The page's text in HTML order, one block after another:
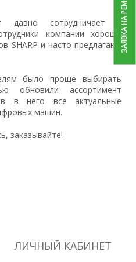
давно сотрудничает с
компании хорошо
SHARP и часто предлагают
было проще выбирать
обновили ассортимент
в него все актуальные
машин.
заказывайте!
ЗАЯВКА НА РЕМОНТ
ЛИЧНЫЙ КАБИНЕТ